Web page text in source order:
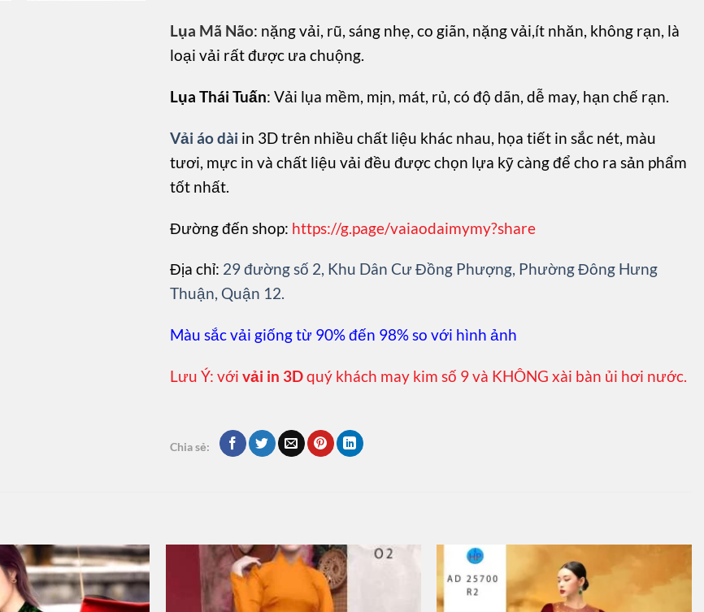
Lụa Mã Não: nặng vải, rũ, sáng nhẹ, co giãn, nặng vải,ít nhăn, không rạn, là
loại vải rất được ưa chuộng.
Lụa Thái Tuấn: Vải lụa mềm, mịn, mát, rủ, có độ dãn, dễ may, hạn chế rạn.
Vải áo dài in 3D trên nhiều chất liệu khác nhau, họa tiết in sắc nét, màu
tươi, mực in và chất liệu vải đều được chọn lựa kỹ càng để cho ra sản phẩm
tốt nhất.
Đường đến shop: https://g.page/vaiaodaimymy?share
Địa chỉ: 29 đường số 2, Khu Dân Cư Đồng Phượng, Phường Đông Hưng
Thuận, Quận 12.
Màu sắc vải giống từ 90% đến 98% so với hình ảnh
Lưu Ý: với vải in 3Dquý khách may kim số 9 và KHÔNG xài bàn ủi hơi nước.
Chia sẻ: